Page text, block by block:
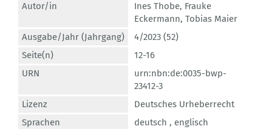
Autor/in Ines Thobe, Frauke
Eckermann, Tobias Maier
Ausgabe/Jahr (Jahrgang)
4/2023 (52)
Seite(n)
12-16
URN
urn:nbn:de:0035-bwp-
23412-3
Lizenz
Deutsches Urheberrecht
Sprachen
deutsch , englisch